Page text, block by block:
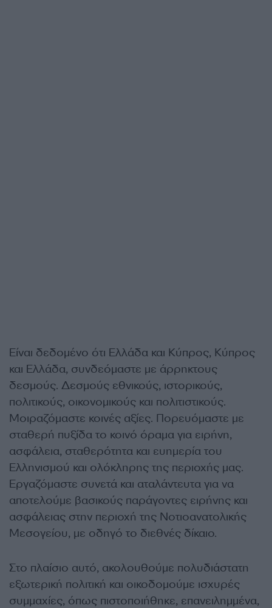
Είναι δεδομένο ότι Ελλάδα και Κύπρος, Κύπρος
και Ελλάδα, συνδεόμαστε με άρρηκτους
δεσμούς. Δεσμούς εθνικούς, ιστορικούς,
πολιτικούς, οικονομικούς και πολιτιστικούς.
Μοιραζόμαστε κοινές αξίες. Πορευόμαστε με
σταθερή πυξίδα το κοινό όραμα για ειρήνη,
ασφάλεια, σταθερότητα και ευημερία του
Ελληνισμού και ολόκληρης της περιοχής μας.
Εργαζόμαστε συνετά και αταλάντευτα για να
αποτελούμε βασικούς παράγοντες ειρήνης και
ασφάλειας στην περιοχή της Νοτιοανατολικής
Μεσογείου, με οδηγό το διεθνές δίκαιο.
Στο πλαίσιο αυτό, ακολουθούμε πολυδιάστατη
εξωτερική πολιτική και οικοδομούμε ισχυρές
συμμαχίες, όπως πιστοποιήθηκε, επανειλημμένα,